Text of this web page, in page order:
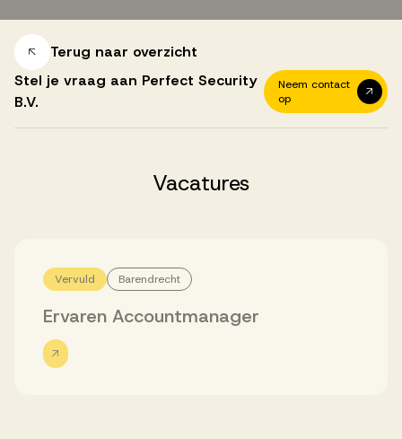
Recruitment Services
Vacatures
Successen
Succesverhalen
Terug naar overzicht
Stel je vraag aan Perfect Security
B.V.
Neem contact
op
Vacatures
Vervuld Barendrecht
Ervaren Accountmanager